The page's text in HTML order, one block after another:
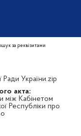
за реквізитами
Ради України.zip
акта:
між Кабінетом
Республіки про